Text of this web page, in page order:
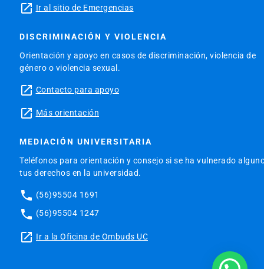
launch Ir al sitio de Emergencias
DISCRIMINACIÓN Y VIOLENCIA
Orientación y apoyo en casos de discriminación, violencia de
género o violencia sexual.
launch Contacto para apoyo
launch Más orientación
MEDIACIÓN UNIVERSITARIA
Teléfonos para orientación y consejo si se ha vulnerado
tus derechos en la universidad.
phone (56)95504 1691
phone (56)95504 1247
launch Ir a la Oficina de Ombuds UC